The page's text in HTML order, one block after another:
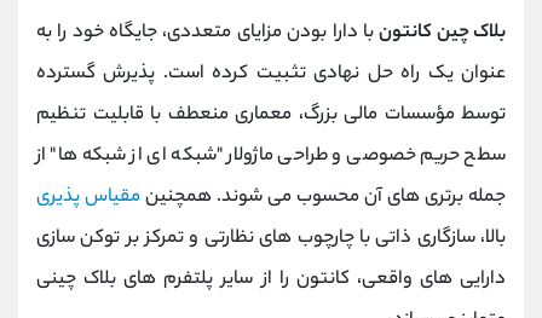
بلاک چین کانتونبا دارا بودن مزایای متعددی، جایگاه خود را به
عنوان یک راه‌ حل نهادی تثبیت کرده است. پذیرش گسترده
توسط مؤسسات مالی بزرگ، معماری منعطف با قابلیت تنظیم
سطح حریم خصوصی و طراحی ماژولار "شبکه ‌ای از شبکه‌ ها" از
جمله برتری‌ های آن محسوب می ‌شوند. همچنینمقیاس ‌پذیری
بالا، سازگاری ذاتی با چارچوب ‌های نظارتی و تمرکز بر توکن‌ سازی
دارایی‌ های واقعی، کانتون را از سایر پلتفرم ‌های بلاک چینی